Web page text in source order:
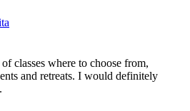
classes where to choose from,
and retreats. I would definitely